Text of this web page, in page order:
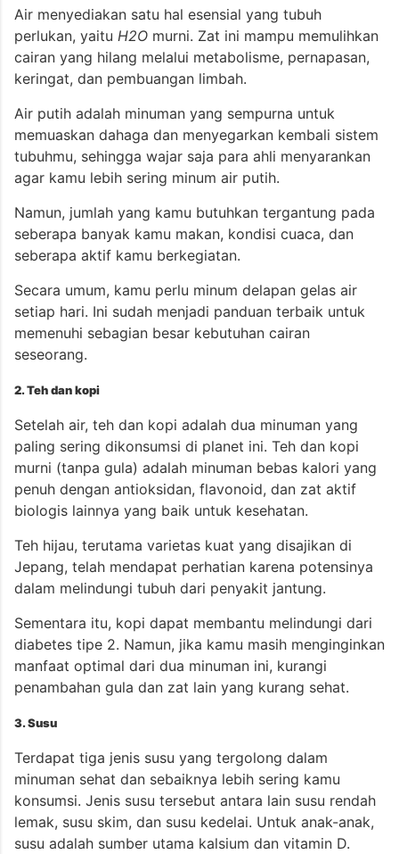
Air menyediakan satu hal esensial yang tubuh
perlukan, yaitu H2O murni. Zat ini mampu memulihkan
cairan yang hilang melalui metabolisme, pernapasan,
keringat, dan pembuangan limbah.
Air putih adalah minuman yang sempurna untuk
memuaskan dahaga dan menyegarkan kembali sistem
tubuhmu, sehingga wajar saja para ahli menyarankan
agar kamu lebih sering minum air putih.
Namun, jumlah yang kamu butuhkan tergantung pada
seberapa banyak kamu makan, kondisi cuaca, dan
seberapa aktif kamu berkegiatan.
Secara umum, kamu perlu minum delapan gelas air
setiap hari. Ini sudah menjadi panduan terbaik untuk
memenuhi sebagian besar kebutuhan cairan
seseorang.
2. Teh dan kopi
Setelah air, teh dan kopi adalah dua minuman yang
paling sering dikonsumsi di planet ini. Teh dan kopi
murni (tanpa gula) adalah minuman bebas kalori yang
penuh dengan antioksidan, flavonoid, dan zat aktif
biologis lainnya yang baik untuk kesehatan.
Teh hijau, terutama varietas kuat yang disajikan di
Jepang, telah mendapat perhatian karena potensinya
dalam melindungi tubuh dari penyakit jantung.
Sementara itu, kopi dapat membantu melindungi dari
diabetes tipe 2. Namun, jika kamu masih menginginkan
manfaat optimal dari dua minuman ini, kurangi
penambahan gula dan zat lain yang kurang sehat.
3. Susu
Terdapat tiga jenis susu yang tergolong dalam
minuman sehat dan sebaiknya lebih sering kamu
konsumsi. Jenis susu tersebut antara lain susu rendah
lemak, susu skim, dan susu kedelai. Untuk anak-anak,
susu adalah sumber utama kalsium dan vitamin D.